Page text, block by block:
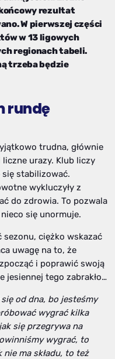
rezultat
W pierwszej części
w 13 ligowych
regionach tabeli.
trzeba będzie
rundę
trudna, głównie
urazy. Klub liczy
stabilizować.
wykluczyły z
do zdrowia. To pozwala
się unormuje.
ciężko wskazać
uwagę na to, że
i poprawić swoją
jesiennej tego zabrakło…
od dna, bo jesteśmy
wygrać kilka
się przegrywa na
wygrać, to
ma składu, to też